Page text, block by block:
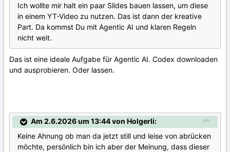
Ich wollte mir halt ein paar Slides bauen lassen, um diese
in einem YT-Video zu nutzen. Das ist dann der kreative
Part. Da kommst Du mit Agentic AI und klaren Regeln
nicht weit.
Das ist eine ideale Aufgabe für Agentic AI. Codex downloaden
und ausprobieren. Oder lassen.
Am 2.6.2026 um 13:44 von Holgerli:
Keine Ahnung ob man da jetzt still und leise von abrücken
möchte, persönlich bin ich aber der Meinung, dass dieser